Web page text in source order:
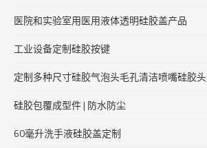
医院和实验室用医用液体透明硅胶盖产品
工业设备定制硅胶按键
定制多种尺寸硅胶气泡头毛孔清洁喷嘴硅胶头
硅胶包覆成型件 | 防水防尘
60毫升洗手液硅胶盖定制